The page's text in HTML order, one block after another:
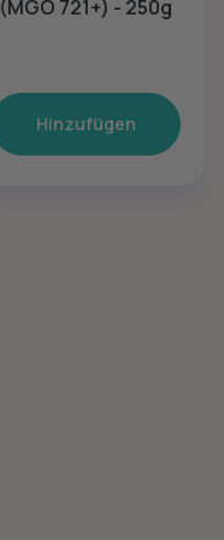
(MGO 721+) - 250g
Hinzufügen